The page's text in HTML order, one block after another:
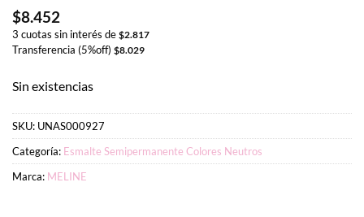
$8.452
3 cuotas sin interés de $2.817
Transferencia (5%off) $8.029
Sin existencias
SKU: UNAS000927
Categoría: Esmalte Semipermanente Colores Neutros
Marca: MELINE